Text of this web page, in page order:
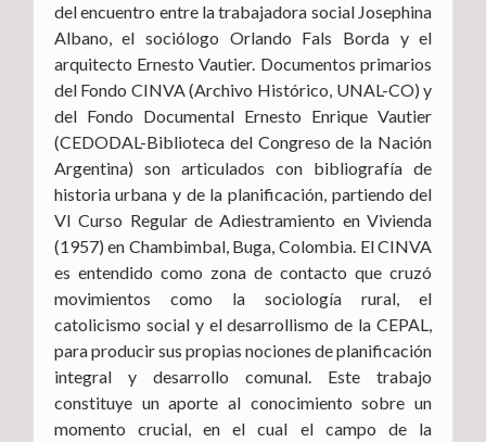
del encuentro entre la trabajadora social Josephina
Albano, el sociólogo Orlando Fals Borda y el
arquitecto Ernesto Vautier. Documentos primarios
del Fondo CINVA (Archivo Histórico, UNAL-CO) y
del Fondo Documental Ernesto Enrique Vautier
(CEDODAL-Biblioteca del Congreso de la Nación
Argentina) son articulados con bibliografía de
historia urbana y de la planificación, partiendo del
VI Curso Regular de Adiestramiento en Vivienda
(1957) en Chambimbal, Buga, Colombia. El CINVA
es entendido como zona de contacto que cruzó
movimientos como la sociología rural, el
catolicismo social y el desarrollismo de la CEPAL,
para producir sus propias nociones de planificación
integral y desarrollo comunal. Este trabajo
constituye un aporte al conocimiento sobre un
momento crucial, en el cual el campo de la